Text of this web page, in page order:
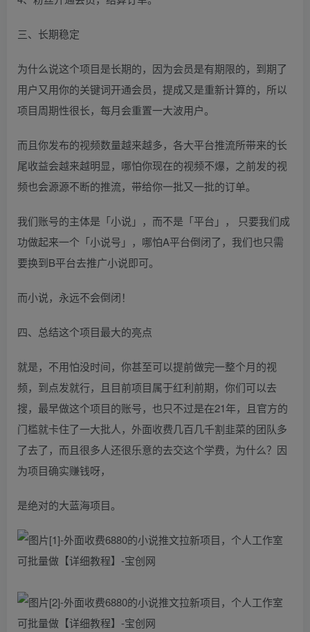
三、长期稳定
为什么说这个项目是长期的，因为会员是有期限的，到期了
用户又用你的关键词开通会员，提成又是重新计算的，所以
项目周期性很长，每月会重置一大波用户。
而且你发布的视频数量越来越多，各大平台推流所带来的长
尾收益会越来越明显，哪怕你现在的视频不爆，之前发的视
频也会源源不断的推流，带给你一批又一批的订单。
我们账号的主体是「小说」，而不是「平台」， 只要我们成
功做起来一个「小说号」，哪怕A平台倒闭了，我们也只需
要换到B平台去推广小说即可。
而小说，永远不会倒闭！
四、总结这个项目最大的亮点
就是，不用怕没时间，你甚至可以提前做完一整个月的视
频，到点发就行，且目前项目属于红利前期，你们可以去
搜，最早做这个项目的账号，也只不过是在21年，且官方的
门槛就卡住了一大批人，外面收费几百几千割韭菜的团队多
了去了，而且很多人还很乐意的去交这个学费，为什么？因
为项目确实赚钱呀，
是绝对的大蓝海项目。